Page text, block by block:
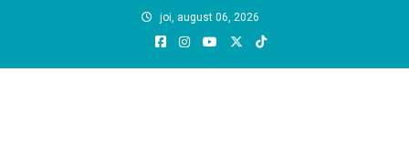
joi, august 06, 2026